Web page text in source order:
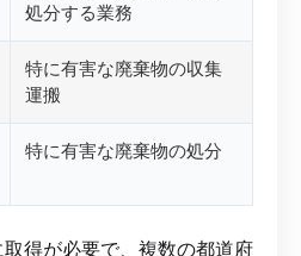
処分する業務
特に有害な廃棄物の収集
運搬
特に有害な廃棄物の処分
得が必要で、複数の都道府